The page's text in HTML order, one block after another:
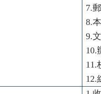
7.
8.
9.
10.
11.
12.